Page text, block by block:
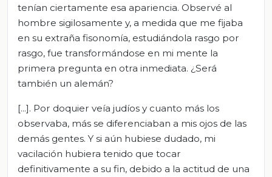
tenían ciertamente esa apariencia. Observé al
hombre sigilosamente y, a medida que me fijaba
en su extraña fisonomía, estudiándola rasgo por
rasgo, fue transformándose en mi mente la
primera pregunta en otra inmediata. ¿Será
también un alemán?
[...]. Por doquier veía judíos y cuanto más los
observaba, más se diferenciaban a mis ojos de las
demás gentes. Y si aún hubiese dudado, mi
vacilación hubiera tenido que tocar
definitivamente a su fin, debido a la actitud de una